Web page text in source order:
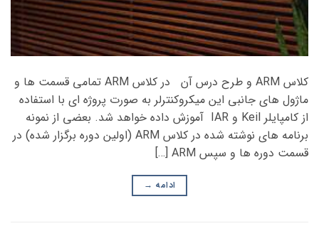
کلاس ARM و طرح درس آن در کلاس ARM تمامی قسمت ها و
ماژول های جانبی این میکروکنترلر به صورت پروژه ای با استفاده
از کامپایلر Keil و IAR آموزش داده خواهد شد. بعضی از نمونه
برنامه های نوشته شده در کلاس ARM (اولین دوره برگزار شده) در
قسمت دوره ها و سپس ARM […]
ادامه →